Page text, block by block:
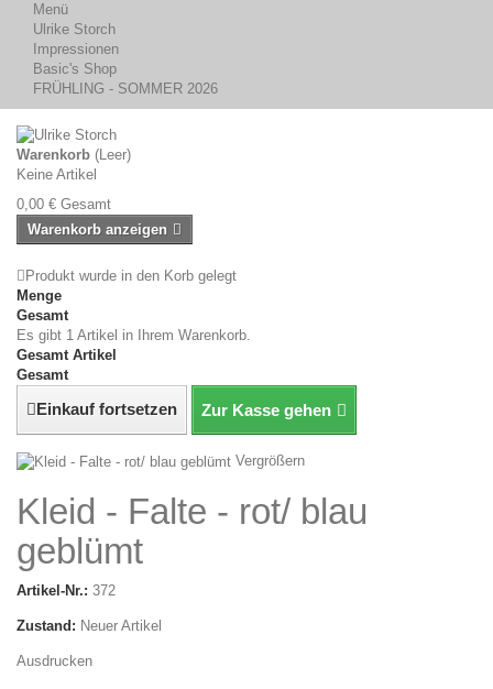
Menü
Ulrike Storch
Impressionen
Basic's Shop
FRÜHLING - SOMMER 2026
Warenkorb (Leer)
Keine Artikel
0,00 € Gesamt
Warenkorb anzeigen
Produkt wurde in den Korb gelegt
Menge
Gesamt
Es gibt 1 Artikel in Ihrem Warenkorb.
Gesamt Artikel
Gesamt
Einkauf fortsetzen Zur Kasse gehen
Vergrößern
Kleid - Falte - rot/ blau
geblümt
Artikel-Nr.: 372
Zustand: Neuer Artikel
Ausdrucken